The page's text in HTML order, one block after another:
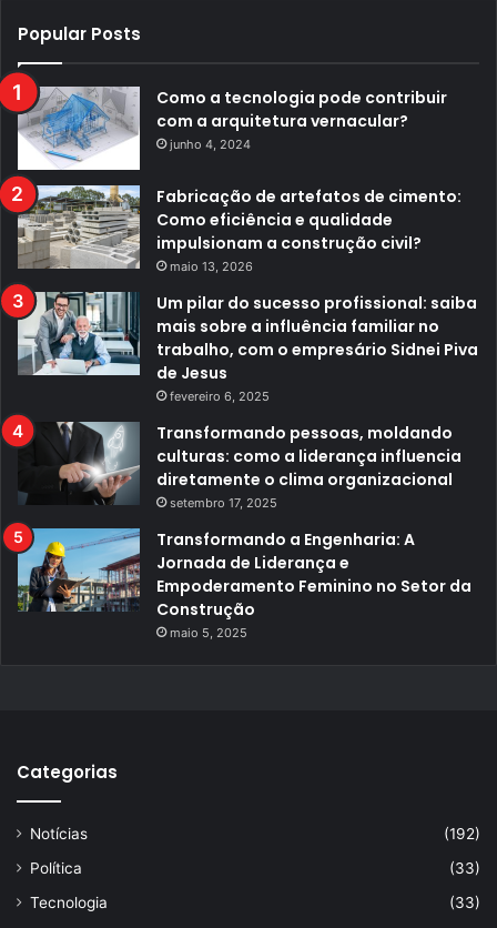
Popular Posts
Como a tecnologia pode contribuir
com a arquitetura vernacular?
junho 4, 2024
Fabricação de artefatos de cimento:
Como eficiência e qualidade
impulsionam a construção civil?
maio 13, 2026
Um pilar do sucesso profissional: saiba
mais sobre a influência familiar no
trabalho, com o empresário Sidnei Piva
de Jesus
fevereiro 6, 2025
Transformando pessoas, moldando
culturas: como a liderança influencia
diretamente o clima organizacional
setembro 17, 2025
Transformando a Engenharia: A
Jornada de Liderança e
Empoderamento Feminino no Setor da
Construção
maio 5, 2025
Categorias
Notícias
(192)
Política
(33)
Tecnologia
(33)